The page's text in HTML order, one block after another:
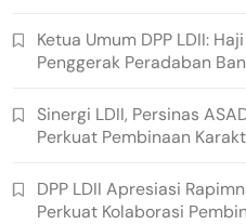
Ketua Umum DPP LDII:
Penggerak Peradaban
Sinergi LDII, Persinas
Perkuat Pembinaan
DPP LDII Apresiasi
Perkuat Kolaborasi